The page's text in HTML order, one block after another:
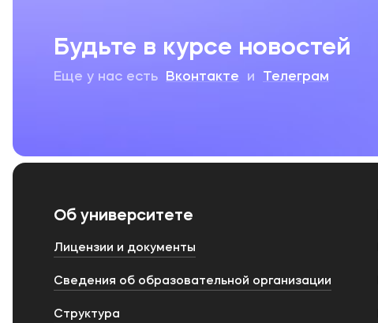
Будьте в курсе новостей
Еще у нас есть Вконтакте и Телеграм
Об университете
Лицензии и документы
Сведения об образовательной организации
Структура